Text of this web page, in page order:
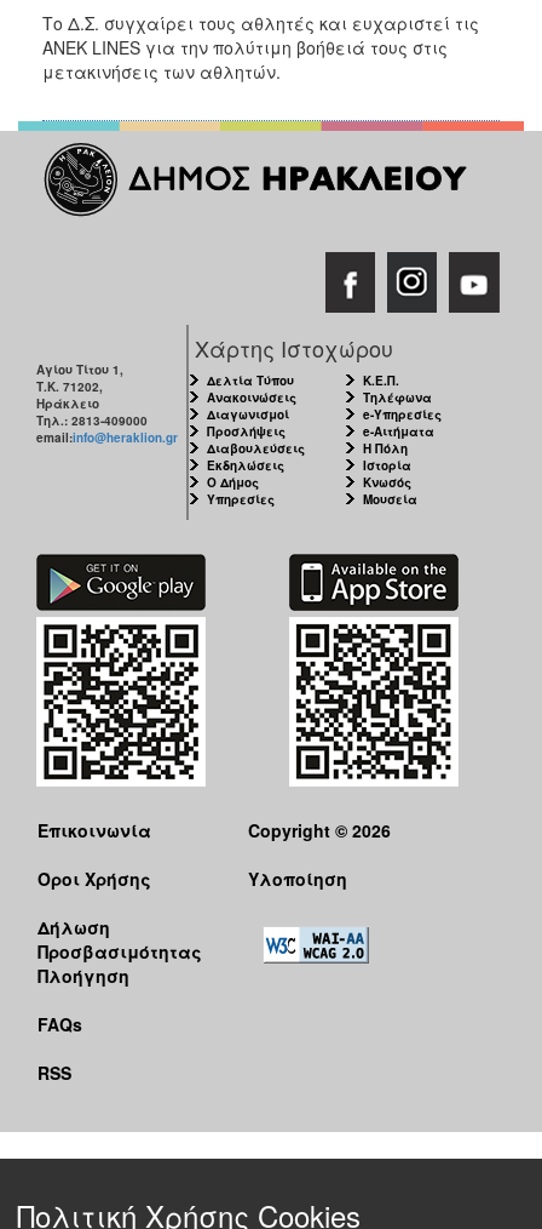
Το Δ.Σ. συγχαίρει τους αθλητές και ευχαριστεί τις
ΑΝΕΚ LINES για την πολύτιμη βοήθειά τους στις
μετακινήσεις των αθλητών.
Αγίου Τίτου 1,
Τ.Κ. 71202,
Ηράκλειο
Τηλ.: 2813-409000
email:info@heraklion.gr
Χάρτης Ιστοχώρου
Δελτία Τύπου
Ανακοινώσεις
Διαγωνισμοί
Προσλήψεις
Διαβουλεύσεις
Εκδηλώσεις
Ο Δήμος
Υπηρεσίες
Κ.Ε.Π.
Τηλέφωνα
e-Υπηρεσίες
e-Αιτήματα
Η Πόλη
Ιστορία
Κνωσός
Μουσεία
Επικοινωνία
Όροι Χρήσης
Δήλωση
Προσβασιμότητας
Πλοήγηση
FAQs
RSS
Copyright © 2026
Υλοποίηση
Πολιτική Χρήσης Cookies